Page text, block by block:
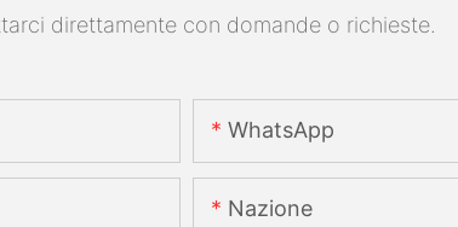
direttamente con domande o richieste.
WhatsApp
Nazione